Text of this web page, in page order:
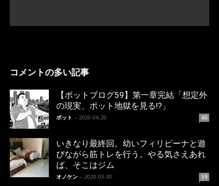
コメントの多い記事
【ポットブログ59】第一章完結「想定外
の現実、ポット地獄を見る!?」
ポット - 2020-06-20 60
いきなり最終回。幼いフィリピーナと遊
びながら筋トレを行う。やる気さえあれ
ば、そこはジム
オノケン - 2020-03-30 59